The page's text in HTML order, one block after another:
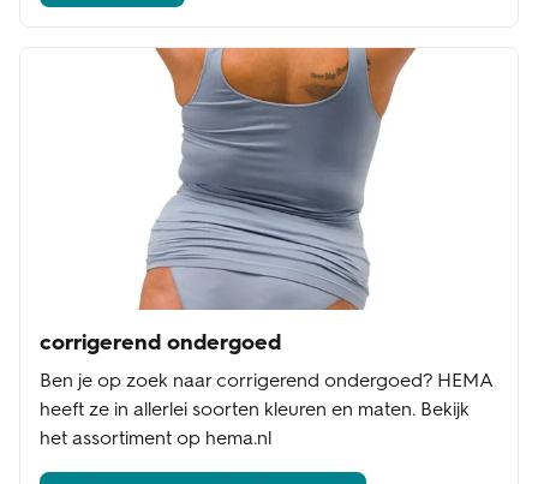
corrigerend ondergoed
Ben je op zoek naar corrigerend ondergoed? HEMA
heeft ze in allerlei soorten kleuren en maten. Bekijk
het assortiment op hema.nl